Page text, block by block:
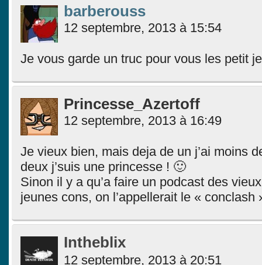
barberouss
12 septembre, 2013 à 15:54
Je vous garde un truc pour vous les petit
Princesse_Azertoff
12 septembre, 2013 à 16:49
Je vieux bien, mais deja de un j’ai moins
deux j’suis une princesse ! 🙂
Sinon il y a qu’a faire un podcast des
jeunes cons, on l’appellerait le « conclash
Intheblix
12 septembre, 2013 à 20:51